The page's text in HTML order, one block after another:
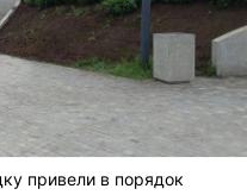
привели в порядок